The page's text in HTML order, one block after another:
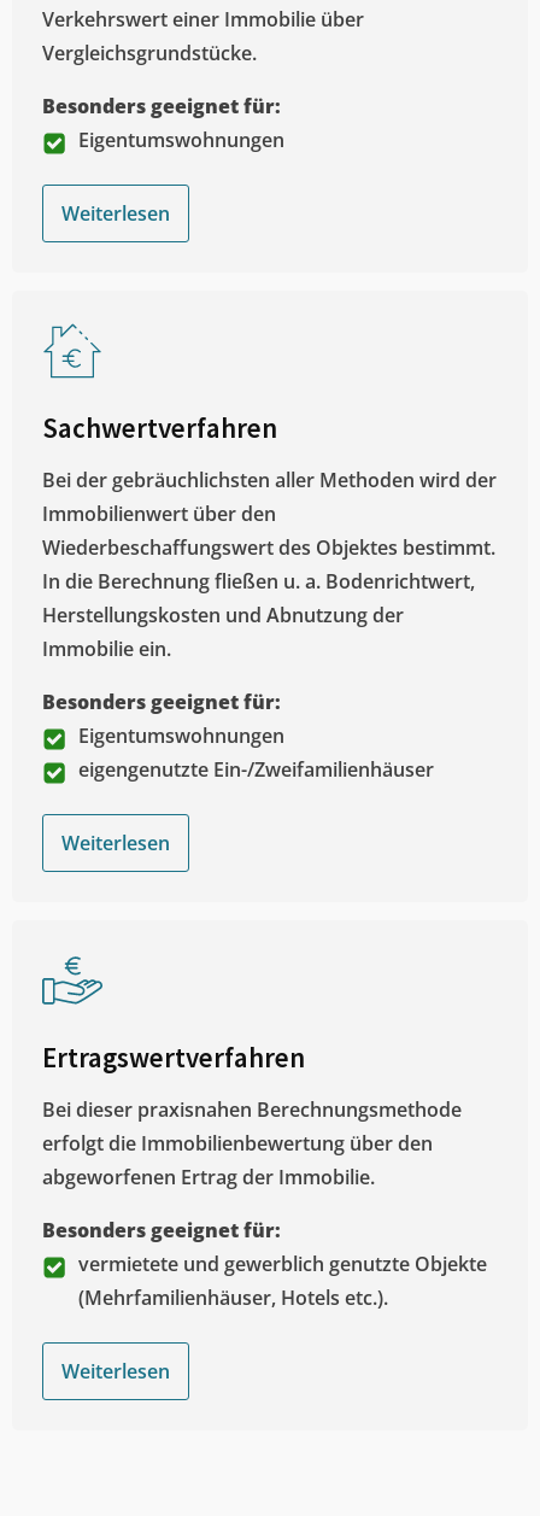
Verkehrswert einer Immobilie über
Vergleichsgrundstücke.
Besonders geeignet für:
Eigentumswohnungen
Weiterlesen
Sachwertverfahren
Bei der gebräuchlichsten aller Methoden wird der
Immobilienwert über den
Wiederbeschaffungswert des Objektes bestimmt.
In die Berechnung fließen u. a. Bodenrichtwert,
Herstellungskosten und Abnutzung der
Immobilie ein.
Besonders geeignet für:
Eigentumswohnungen
eigengenutzte Ein-/Zweifamilienhäuser
Weiterlesen
Ertragswertverfahren
Bei dieser praxisnahen Berechnungsmethode
erfolgt die Immobilienbewertung über den
abgeworfenen Ertrag der Immobilie.
Besonders geeignet für:
vermietete und gewerblich genutzte Objekte
(Mehrfamilienhäuser, Hotels etc.).
Weiterlesen